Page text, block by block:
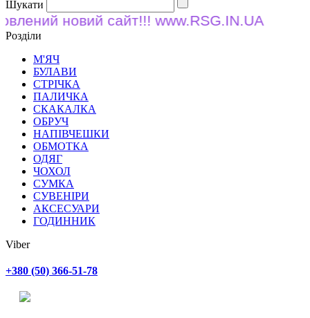
Шукати
новий сайт!!! www.RSG.IN.UA
Розділи
М'ЯЧ
БУЛАВИ
СТРІЧКА
ПАЛИЧКА
СКАКАЛКА
ОБРУЧ
НАПІВЧЕШКИ
ОБМОТКА
ОДЯГ
ЧОХОЛ
СУМКА
СУВЕНІРИ
АКСЕСУАРИ
ГОДИННИК
Viber
+380 (50) 366-51-78